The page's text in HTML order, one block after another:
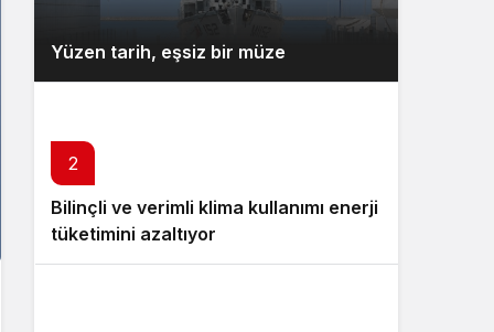
Yüzen tarih, eşsiz bir müze
2
Bilinçli ve verimli klima kullanımı enerji
tüketimini azaltıyor